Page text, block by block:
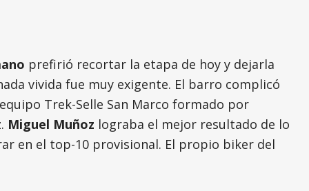
prefirió recortar la etapa de hoy y dejarla
vivida fue muy exigente. El barro complicó
Trek-Selle San Marco formado por
Miguel Muñoz lograba el mejor resultado de lo
en el top-10 provisional. El propio biker del